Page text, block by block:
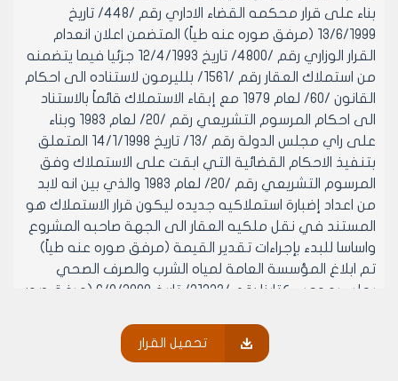
بناء على قرار محكمه القضاء الاداري رقم /448/ تاريخ
13/6/1999 (مرفق صوره عنه طياً) المتضمن اعلان انعدام
القرار الوزاري رقم /4800/ تاريخ 12/4/1993 جزئيا فيما يتضمنه
من استملاك العقار رقم /1561/ بلليرمون لاستناده الى احكام
القانون /60/ لعام 1979 مع إبقاء الاستملاك قائماً بالاستناد
الى احكام المرسوم التشريعي رقم /20/ لعام 1983 وبناء
على راي مجلس الدولة رقم /13/ تاريخ 14/1/1998 المتعلق
بتنفيذ الاحكام القضائية التي ابقت على الاستملاك وفق
المرسوم التشريعي رقم /20/ لعام 1983 والذي بين انه لابد
من اعداد إضبارة استملاكيه جديده ليكون قرار الاستملاك هو
المستند في نقل ملكيه العقار الى الجهة صاحبه المشروع
واساسا للبدء بإجراءات تقدير القيمة (مرفق صوره عنه طياً)
تم ابلاغ المؤسسة العامة لمياه الشرب والصرف الصحي
بحلب بموجب كتابنا رقم /21223/ تاريخ 6/8/2000 (مرفق صور
20/8/2000 (مرفق صور عنه طياً) تم تفويضنا رسميا بإجراءات
تحميل القرار